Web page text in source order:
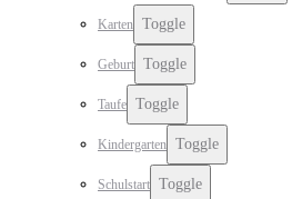
Karten Toggle
Geburt Toggle
Taufe Toggle
Kindergarten Toggle
Schulstart Toggle